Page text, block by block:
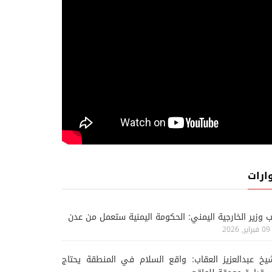
وزير الخارجية اليمني: الحكومة اليمنية ستعمل من عدن
09 فبراير, 2026
عبدالعزيز العقاب: واقع السلام في المنطقة يحتاج